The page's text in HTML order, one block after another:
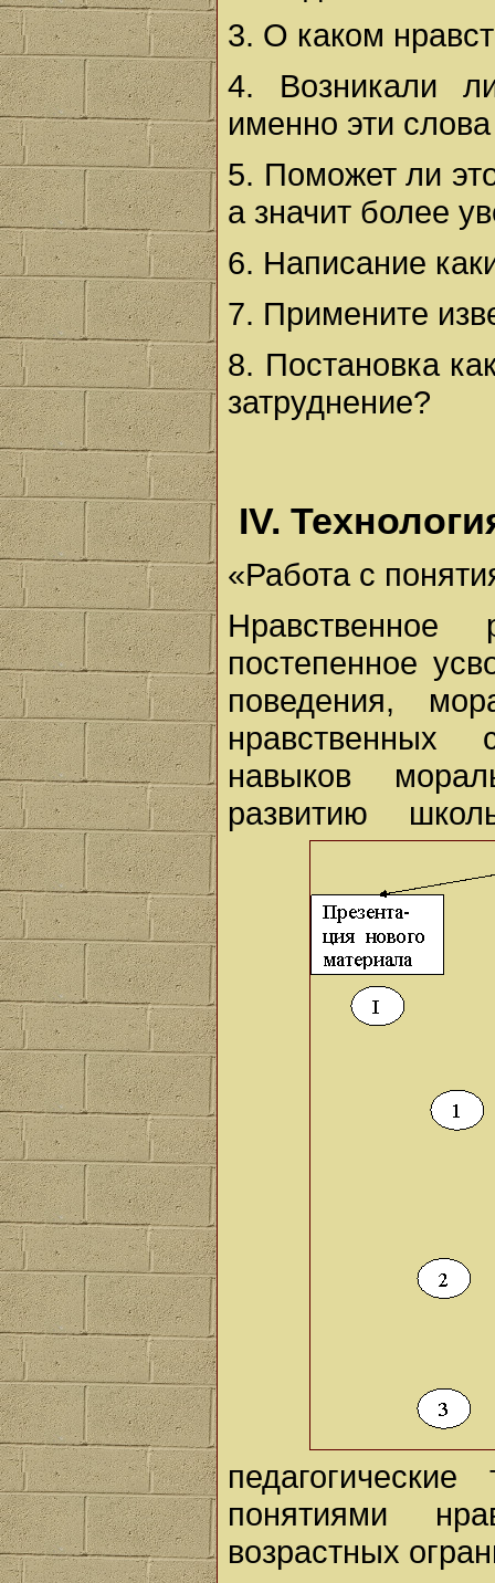
3. О каком
4. Возникали
именно эти
5. Поможет ли
а значит более
6. Написание
7. Примените
8. Постановка
затруднение?
IV.
«Работа с
Нравственное
постепенное
поведения,
нравственных
навыков
развитию
понятиями
возрастных